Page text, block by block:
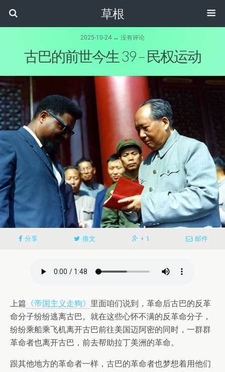
草根
2025-10-24 ↔ 没有评论
古巴的前世今生 39 – 民权运动
分享 推文 + 1 邮件
上篇 《帝国主义走狗》 里面咱们说到，革命后古巴的反革
命分子纷纷逃离古巴。就在这些心怀不满的反革命分子，
纷纷乘船乘飞机离开古巴前往美国迈阿密的同时，一群群
革命者也离开古巴，前去帮助拉丁美洲的革命。
跟其他地方的革命者一样，古巴的革命者也梦想着用他们